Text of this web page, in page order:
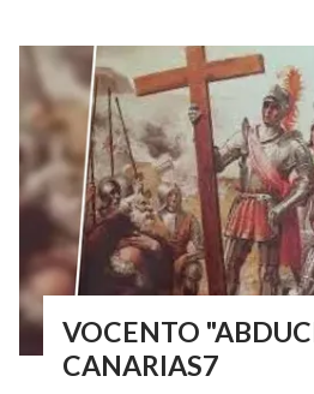
VOCENTO
CANARIAS7